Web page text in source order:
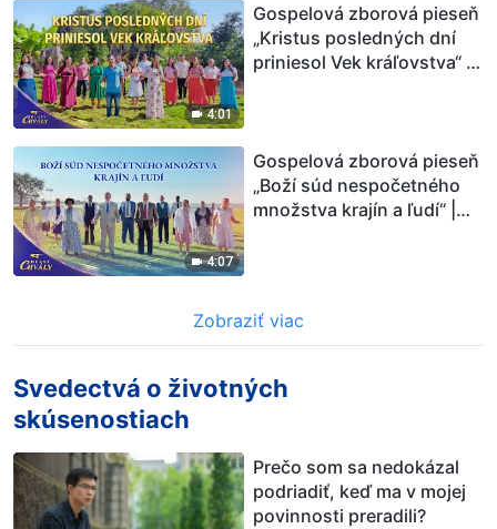
4:01
Gospelová zborová pieseň
„Kristus posledných dní
priniesol Vek kráľovstva“ |
4:07
Gospelová zborová pieseň
„Boží súd nespočetného
množstva krajín a ľudí“ |
Zobraziť viac
Svedectvá o životných
skúsenostiach
Prečo som sa nedokázal
podriadiť, keď ma v mojej
povinnosti preradili?